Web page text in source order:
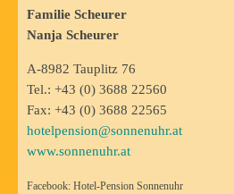
Familie Scheurer
Nanja Scheurer
A-8982 Tauplitz 76
Tel.: +43 (0) 3688 22560
Fax: +43 (0) 3688 22565
hotelpension@sonnenuhr.at
www.sonnenuhr.at
Facebook: Hotel-Pension Sonnenuhr